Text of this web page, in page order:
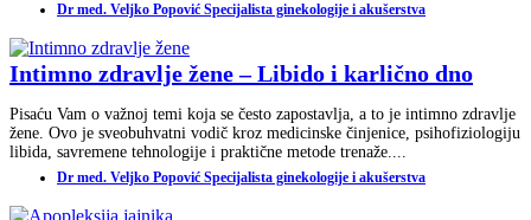
Dr med. Veljko Popović Specijalista ginekologije i akušerstva
Intimno zdravlje žene – Libido i karlično dno
Pisaću Vam o važnoj temi koja se često zapostavlja, a to je intimno zdravlje
žene. Ovo je sveobuhvatni vodič kroz medicinske činjenice, psihofiziologiju
libida, savremene tehnologije i praktične metode trenaže....
Dr med. Veljko Popović Specijalista ginekologije i akušerstva